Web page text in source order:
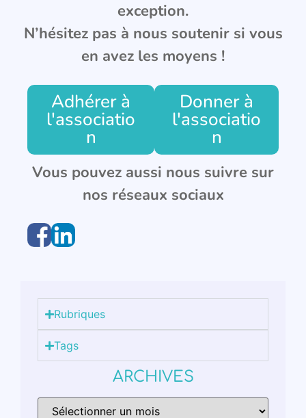
exception.
N’hésitez pas à nous soutenir si vous
en avez les moyens !
Adhérer à
l'associatio
n
Donner à
l'associatio
n
Vous pouvez aussi nous suivre sur
nos réseaux sociaux
Rubriques
Tags
ARCHIVES